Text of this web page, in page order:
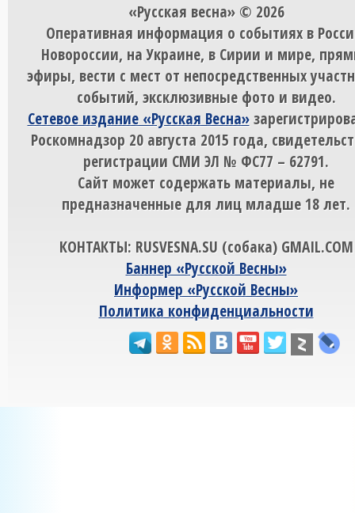
«Русская весна» © 2026
Оперативная информация о событиях в
Новороссии, на Украине, в Сирии и мире,
эфиры, вести с мест от непосредственных
событий, эксклюзивные фото и видео.
Сетевое издание «Русская Весна»
Роскомнадзор 20 августа 2015 года,
регистрации СМИ ЭЛ № ФС77 – 62791.
Сайт может содержать материалы, не
предназначенные для лиц младше 18 лет.
КОНТАКТЫ: RUSVESNA.SU (собака) GMAIL.COM
Баннер «Русской Весны»
Информер «Русской Весны»
Политика конфиденциальности